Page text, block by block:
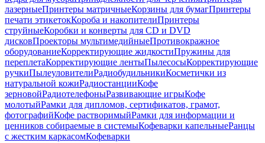
лазерныеПринтеры матричныеКорзины для бумагПринтеры
печати этикетокКороба и накопителиПринтеры
струйныеКоробки и конверты для CD и DVD
дисковПроекторы мультимедийныеПротивокражное
оборудованиеКорректирующие жидкостиПружины для
переплетаКорректирующие лентыПылесосыКорректирующие
ручкиПылеуловителиРадиобудильникиКосметички из
натуральной кожиРадиостанцииКофе
зерновойРадиотелефоныРазвивающие игрыКофе
молотыйРамки для дипломов, сертификатов, грамот,
фотографийКофе растворимыйРамки для информации и
ценников собираемые в системыКофеварки капельныеРанцы
с жестким каркасомКофеварки